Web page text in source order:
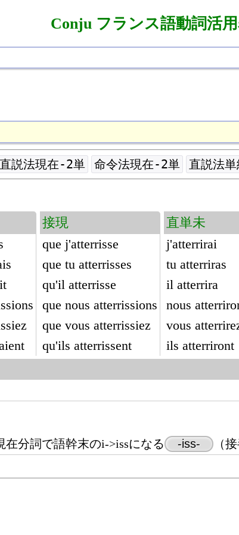
Conju フランス語動詞活
直説法現在-2単 命令法現在-2単 直説法
接現
que j'atterrisse
que tu atterrisses
qu'il atterrisse
que nous atterrissions
que vous atterrissiez
qu'ils atterrissent
直単未
j'atterrirai
tu atterriras
il atterrira
nous
vous
ils atterriront
分詞で語幹末のi->issになる
-iss-
（